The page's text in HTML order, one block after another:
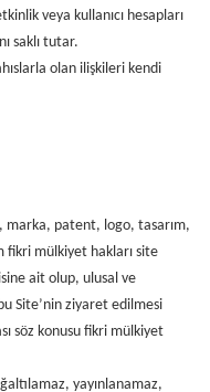
veya kullanıcı hesapları
saklı tutar.
olan ilişkileri kendi
marka, patent, logo, tasarım,
fikri mülkiyet hakları site
ait olup, ulusal ve
Site’nin ziyaret edilmesi
söz konusu fikri mülkiyet
yayınlanamaz,